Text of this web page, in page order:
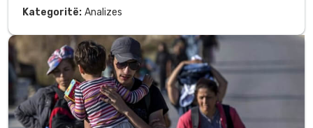
Kategoritë: Analizes